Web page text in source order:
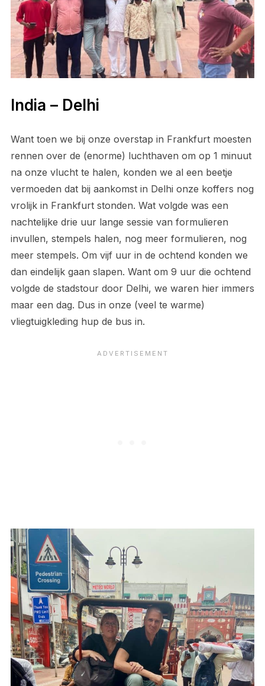
India – Delhi
Want toen we bij onze overstap in Frankfurt moesten
rennen over de (enorme) luchthaven om op 1 minuut
na onze vlucht te halen, konden we al een beetje
vermoeden dat bij aankomst in Delhi onze koffers nog
vrolijk in Frankfurt stonden. Wat volgde was een
nachtelijke drie uur lange sessie van formulieren
invullen, stempels halen, nog meer formulieren, nog
meer stempels. Om vijf uur in de ochtend konden we
dan eindelijk gaan slapen. Want om 9 uur die ochtend
volgde de stadstour door Delhi, we waren hier immers
maar een dag. Dus in onze (veel te warme)
vliegtuigkleding hup de bus in.